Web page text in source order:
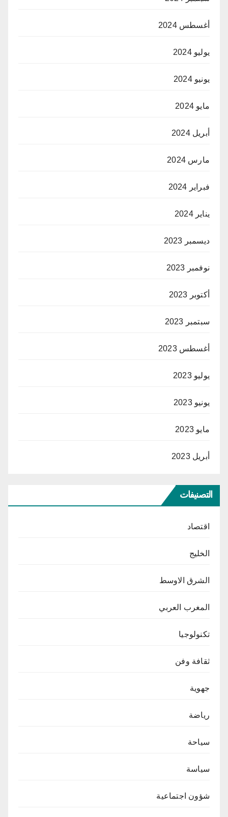
أغسطس 2024
يوليو 2024
يونيو 2024
مايو 2024
أبريل 2024
مارس 2024
فبراير 2024
يناير 2024
ديسمبر 2023
نوفمبر 2023
أكتوبر 2023
سبتمبر 2023
أغسطس 2023
يوليو 2023
يونيو 2023
مايو 2023
أبريل 2023
التصنيفات
اقتصاد
الخليج
الشرق الاوسط
المغرب العربي
تكنولوجيا
ثقافة وفن
جهوية
رياضة
سياحة
سياسة
شؤون اجتماعية